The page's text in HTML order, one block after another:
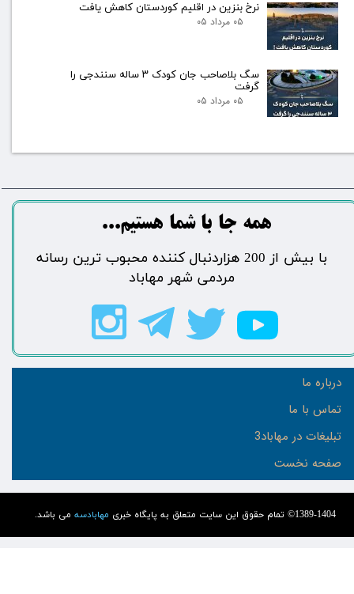
نرخ بنزین در اقلیم کوردستان کاهش یافت
۰۵ مرداد ۰۵
سگ بلاصاحب جان کودک ۳ ساله سنندجی را
گرفت
۰۵ مرداد ۰۵
1389-1404© تمام حقوق این سایت متعلق به پایگاه خبری مهابادسه می باشد.
درباره ما
تماس با ما
تبلیغات در مهاباد3
صفحه نخست
​​​همه جا با شما هستیم...​​​​​​​​​​​​​​
​با بیش از 200 هزاردنبال کننده محبوب ترین رسانه
مردمی شهر مهاباد​​​​​​​​​​​​​​